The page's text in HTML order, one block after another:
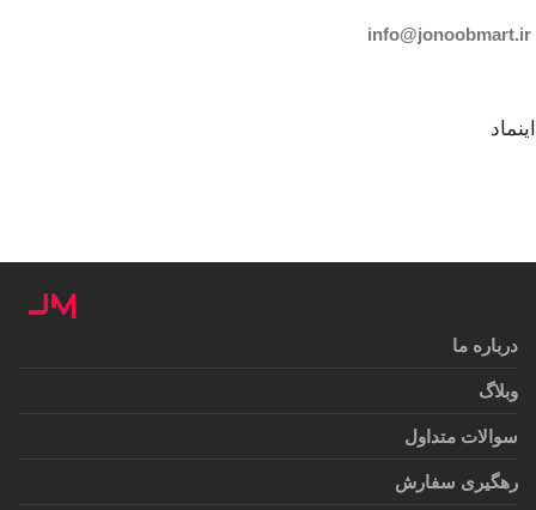
info@jonoobmart.ir
اینماد
درباره ما
وبلاگ
سوالات متداول
رهگیری سفارش